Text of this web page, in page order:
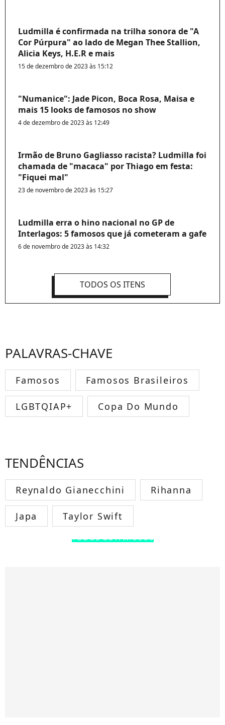
Ludmilla é confirmada na trilha sonora de "A
Cor Púrpura" ao lado de Megan Thee Stallion,
Alicia Keys, H.E.R e mais
15 de dezembro de 2023 às 15:12
"Numanice": Jade Picon, Boca Rosa, Maisa e
mais 15 looks de famosos no show
4 de dezembro de 2023 às 12:49
Irmão de Bruno Gagliasso racista? Ludmilla foi
chamada de "macaca" por Thiago em festa:
"Fiquei mal"
23 de novembro de 2023 às 15:27
Ludmilla erra o hino nacional no GP de
Interlagos: 5 famosos que já cometeram a gafe
6 de novembro de 2023 às 14:32
TODOS OS ITENS
PALAVRAS-CHAVE
Famosos Famosos Brasileiros
LGBTQIAP+ Copa Do Mundo
TENDÊNCIAS
Reynaldo Gianecchini Rihanna
Japa Taylor Swift
TODOS OS FAMOSOS